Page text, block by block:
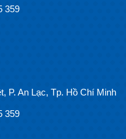
359
P. An Lạc, Tp. Hồ Chí Minh
359